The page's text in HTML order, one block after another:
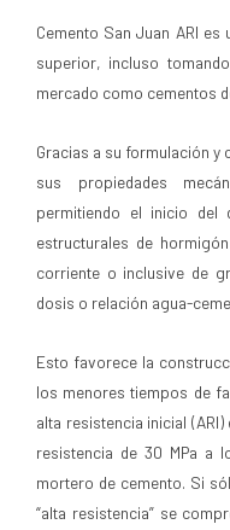
Cemento San Juan ARI
superior, incluso
mercado como cementos
Gracias a su formulación
sus propiedades
permitiendo el inicio del
estructurales de
corriente o inclusive de
dosis o relación agua-
Esto favorece la
los menores tiempos de
alta resistencia inicial
resistencia de 30 MPa a
mortero de cemento. Si
“alta resistencia” se